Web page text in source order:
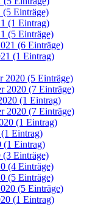
Einträge)
(1 Eintrag)
(5 Einträge)
(6 Einträge)
(1 Eintrag)
2020 (5 Einträge)
2020 (7 Einträge)
(1 Eintrag)
2020 (7 Einträge)
(1 Eintrag)
Eintrag)
(1 Eintrag)
Einträge)
(4 Einträge)
(5 Einträge)
(5 Einträge)
(1 Eintrag)